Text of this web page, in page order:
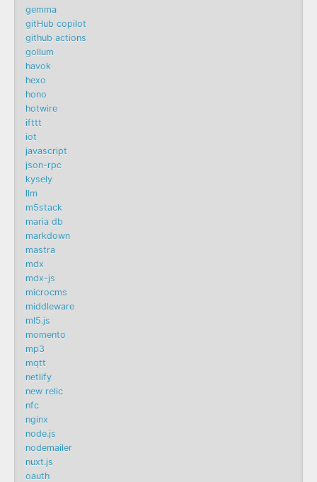
gemma
gitHub copilot
github actions
gollum
havok
hexo
hono
hotwire
ifttt
iot
javascript
json-rpc
kysely
llm
m5stack
maria db
markdown
mastra
mdx
mdx-js
microcms
middleware
ml5.js
momento
mp3
mqtt
netlify
new relic
nfc
nginx
node.js
nodemailer
nuxt.js
oauth